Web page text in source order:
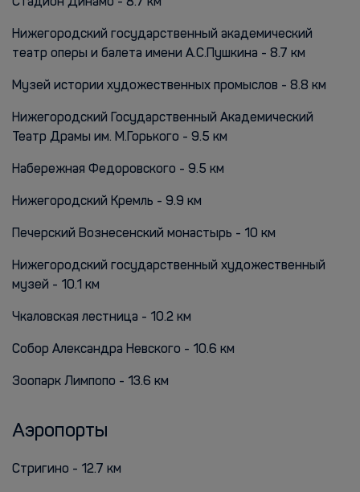
Нижегородский государственный академический
театр оперы и балета имени А.С.Пушкина - 8.7 км
Музей истории художественных промыслов - 8.8 км
Нижегородский Государственный Академический
Театр Драмы им. М.Горького - 9.5 км
Набережная Федоровского - 9.5 км
Нижегородский Кремль - 9.9 км
Печерский Вознесенский монастырь - 10 км
Нижегородский государственный художественный
музей - 10.1 км
Чкаловская лестница - 10.2 км
Собор Александра Невского - 10.6 км
Зоопарк Лимпопо - 13.6 км
Аэропорты
Стригино - 12.7 км